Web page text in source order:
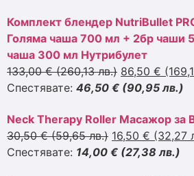
Комплект блендер NutriBullet
Голяма чаша 700 мл + 2бр чаши
чаша 300 мл Нутрибулет
133,00 €(260,13 лв.) 86,50 €
Спестявате: 46,50 € (90,95 лв.)
Neck Therapy Roller Масажор за
30,50 €(59,65 лв.) 16,50 € (32,27
Спестявате: 14,00 € (27,38 лв.)